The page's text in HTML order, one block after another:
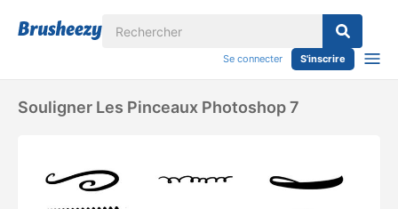
Se connecter S'inscrire
Souligner Les Pinceaux Photoshop 7